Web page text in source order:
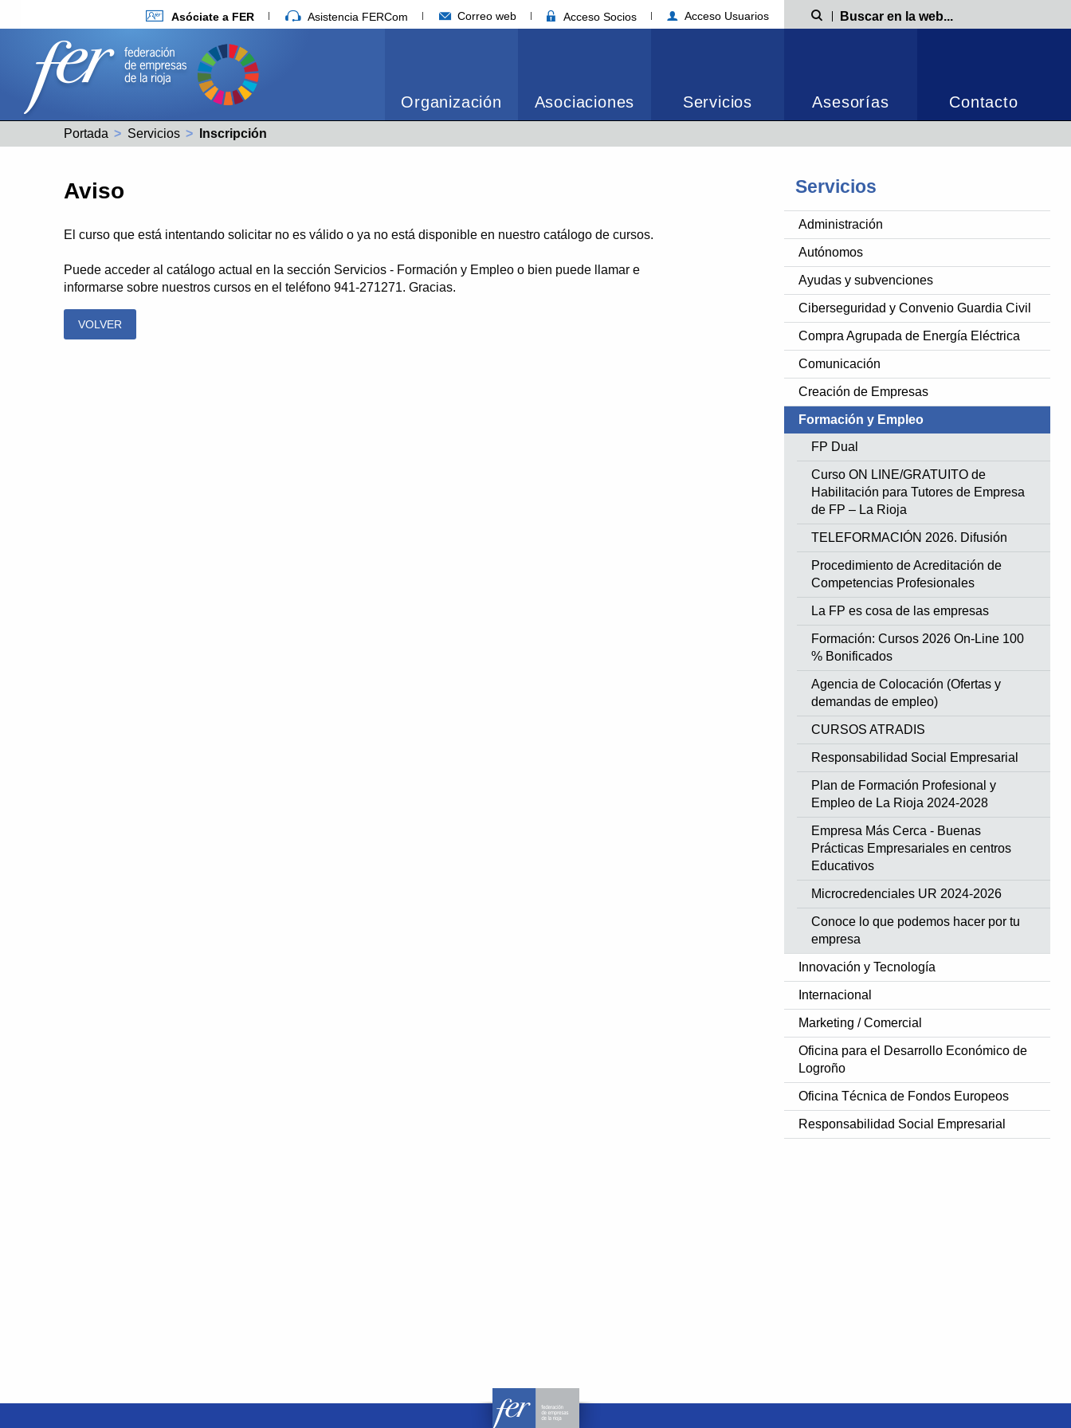
Asóciate a FER Asistencia FERCom Correo web Acceso Socios Acceso Usuarios Búsqueda
Organización Asociaciones Servicios Asesorías Contacto
Portada Servicios Actual:
Inscripción
Servicios
Administración
Autónomos
Ayudas y subvenciones
Ciberseguridad y Convenio Guardia Civil
Compra Agrupada de Energía Eléctrica
Comunicación
Creación de Empresas
Formación y Empleo
FP Dual
Curso ON LINE/GRATUITO de
Habilitación para Tutores de Empresa
de FP – La Rioja
TELEFORMACIÓN 2026. Difusión
Procedimiento de Acreditación de
Competencias Profesionales
La FP es cosa de las empresas
Formación: Cursos 2026 On-Line 100
% Bonificados
Agencia de Colocación (Ofertas y
demandas de empleo)
CURSOS ATRADIS
Responsabilidad Social Empresarial
Plan de Formación Profesional y
Empleo de La Rioja 2024-2028
Empresa Más Cerca - Buenas
Prácticas Empresariales en centros
Educativos
Microcredenciales UR 2024-2026
Conoce lo que podemos hacer por tu
empresa
Innovación y Tecnología
Internacional
Marketing / Comercial
Oficina para el Desarrollo Económico de
Logroño
Oficina Técnica de Fondos Europeos
Responsabilidad Social Empresarial
Aviso
El curso que está intentando solicitar no es válido o ya no está disponible en nuestro catálogo de cursos.
Puede acceder al catálogo actual en la sección Servicios - Formación y Empleo o bien puede llamar e
informarse sobre nuestros cursos en el teléfono 941-271271. Gracias.
VOLVER